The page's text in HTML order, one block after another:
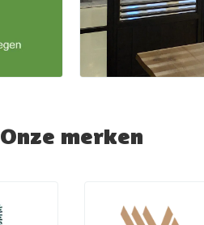
Onze merken